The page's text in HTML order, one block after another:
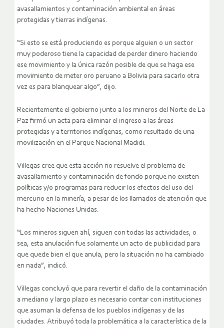
avasallamientos y contaminación ambiental en áreas
protegidas y tierras indígenas.
“Si esto se está produciendo es porque alguien o un sector
muy poderoso tiene la capacidad de perder dinero haciendo
ese movimiento y la única razón posible de que se haga ese
movimiento de meter oro peruano a Bolivia para sacarlo otra
vez es para blanquear algo”, dijo.
Recientemente el gobierno junto a los mineros del Norte de La
Paz firmó un acta para eliminar el ingreso a las áreas
protegidas y a territorios indígenas, como resultado de una
movilización en el Parque Nacional Madidi.
Villegas cree que esta acción no resuelve el problema de
avasallamiento y contaminación de fondo porque no existen
políticas y/o programas para reducir los efectos del uso del
mercurio en la minería, a pesar de los llamados de atención que
ha hecho Naciones Unidas.
“Los mineros siguen ahí, siguen con todas las actividades, o
sea, esta anulación fue solamente un acto de publicidad para
que quede bien el que anula, pero la situación no ha cambiado
en nada”, indicó.
Villegas concluyó que para revertir el daño de la contaminación
a mediano y largo plazo es necesario contar con instituciones
que asuman la defensa de los pueblos indígenas y de las
ciudades. Atribuyó toda la problemática a la característica de la